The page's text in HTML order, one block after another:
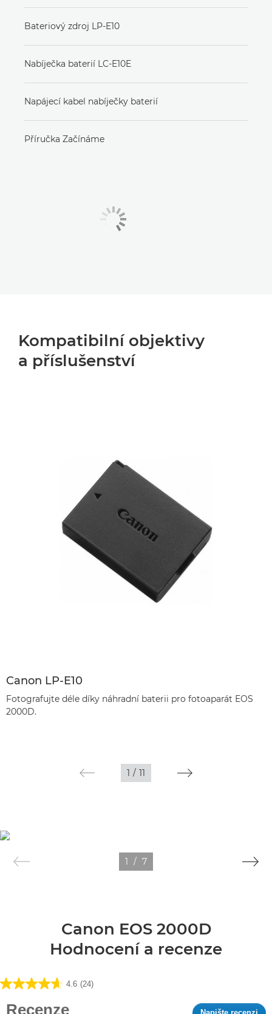
Bateriový zdroj LP-E10
Nabíječka baterií LC-E10E
Napájecí kabel nabíječky baterií
Příručka Začínáme
Kompatibilní objektivy
a příslušenství
Canon LP-E10
Fotografujte déle díky náhradní baterii pro fotoaparát EOS
2000D.
1 / 11
1 / 7
Canon EOS 2000D
Hodnocení a recenze
4.6 (24)
4.6
Recenze